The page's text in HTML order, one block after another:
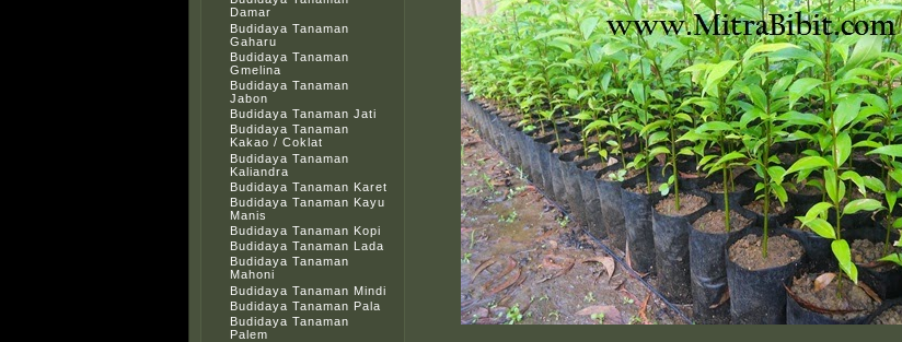
Damar
Budidaya Tanaman
Gaharu
Budidaya Tanaman
Gmelina
Budidaya Tanaman
Jabon
Budidaya Tanaman Jati
Budidaya Tanaman
Kakao / Coklat
Budidaya Tanaman
Kaliandra
Budidaya Tanaman Karet
Budidaya Tanaman Kayu
Manis
Budidaya Tanaman Kopi
Budidaya Tanaman Lada
Budidaya Tanaman
Mahoni
Budidaya Tanaman Mindi
Budidaya Tanaman Pala
Budidaya Tanaman
Palem